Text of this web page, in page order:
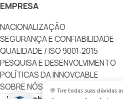
💬 Tire todas suas dúvidas
EMPRESA
NACIONALIZAÇÃO
SEGURANÇA E CONFIABILIDADE
QUALIDADE / ISO 9001:2015
PESQUISA E DESENVOLVIMENTO
POLÍTICAS DA INNOVCABLE
SOBRE NÓS